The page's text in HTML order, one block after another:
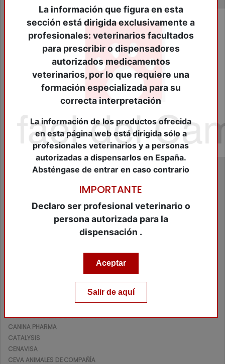
FERTILIDAD/REPRODUCCIÓN
FUNCION DÉRMICA RESTABLECEDORES
FUNCION RESPIRATORIA
PROBIOTICOS DE FLORA INTESTINAL
PROTECTORES HEPATICOS
RECUPERADORES DE PESO
REGENERADOR PELO Y PIEL
REHIDRATANTES
SUPLEMENTOS FORTIFICANTES
TRANQUILIZANTES
TRATAMIENTO LAMINITIS/INFOSURAS
Marcas
ACCESORIOS ANIMALES COMPAÑIA OUTLET
ARION PET CARE
BOEHRINGUER ANIMALES DE PRODUCCIÓN
CALIER ANIMALES DE COMPAÑIA
CALIER ANIMALES DE PRODUCCIÓN
CANINA PHARMA
CATALYSIS
CENAVISA
CEVA ANIMALES DE COMPAÑÍA
La información que figura en esta
sección está dirigida exclusivamente a
profesionales: veterinarios facultados
para prescribir o dispensadores
autorizados medicamentos
veterinarios, por lo que requiere una
formación especializada para su
correcta interpretación
La información de los productos ofrecida
en esta página web está dirigida sólo a
profesionales veterinarios y a personas
autorizadas a dispensarlos en España.
Absténgase de entrar en caso contrario
IMPORTANTE
Declaro ser profesional veterinario o
persona autorizada para la
dispensación .
Aceptar
Salir de aquí